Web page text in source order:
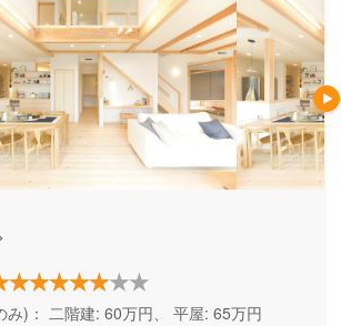
)： 二階建: 60万円、 平屋: 65万円